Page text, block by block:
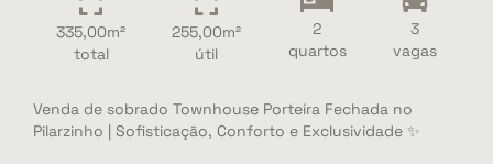
335,00m²
total
255,00m²
útil
2
quartos
3
vagas
Venda de sobrado Townhouse Porteira Fechada no
Pilarzinho | Sofisticação, Conforto e Exclusividade ✨